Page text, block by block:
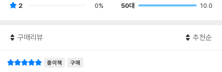
2
0%
50대
10.0
구매리뷰 추천순
종이책 구매